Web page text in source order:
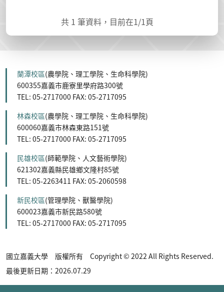
共 1 筆資料，目前在1/1頁
蘭潭校區(農學院、理工學院、生命科學院)
600355嘉義市鹿寮里學府路300號
TEL: 05-2717000 FAX: 05-2717095
林森校區(農學院、理工學院、生命科學院)
600060嘉義市林森東路151號
TEL: 05-2717000 FAX: 05-2717095
民雄校區(師範學院、人文藝術學院)
621302嘉義縣民雄鄉文隆村85號
TEL: 05-2263411 FAX: 05-2060598
新民校區(管理學院、獸醫學院)
600023嘉義市新民路580號
TEL: 05-2717000 FAX: 05-2717095
國立嘉義大學 版權所有 Copyright © 2022 All Rights Reserved.
最後更新日期：2026.07.29